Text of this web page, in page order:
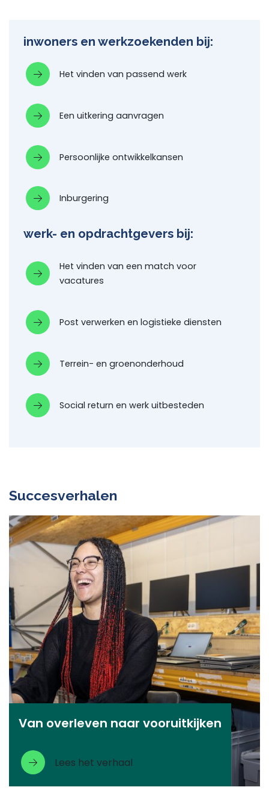
inwoners en werkzoekenden bij:
Het vinden van passend werk
Een uitkering aanvragen
Persoonlijke ontwikkelkansen
Inburgering
werk- en opdrachtgevers bij:
Het vinden van een match voor
vacatures
Post verwerken en logistieke diensten
Terrein- en groenonderhoud
Social return en werk uitbesteden
Succesverhalen
Van overleven naar vooruitkijken
Lees het verhaal